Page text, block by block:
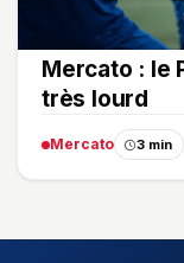
Mercato : le
très lourd
Mercato 3 min